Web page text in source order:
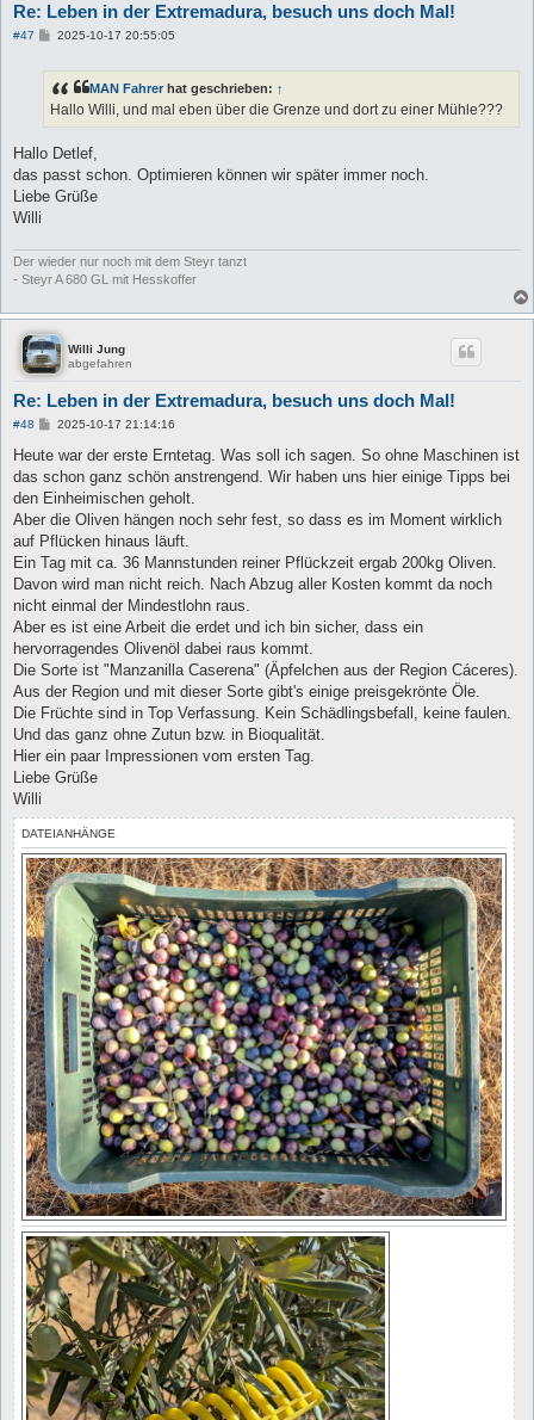
Re: Leben in der Extremadura, besuch uns doch Mal!
#47
B
r
a
2025-10-17 20:55:05
MAN Fahrer hat geschrieben: ↑
Hallo Willi, und mal eben über die Grenze und dort zu einer Mühle???
Hallo Detlef,
das passt schon. Optimieren können wir später immer noch.
Liebe Grüße
Willi
Der wieder nur noch mit dem Steyr tanzt
- Steyr A 680 GL mit Hesskoffer
Willi Jung
abgefahren
Re: Leben in der Extremadura, besuch uns doch Mal!
#48
B
i
r
a
2025-10-17 21:14:16
Heute war der erste Erntetag. Was soll ich sagen. So ohne Maschinen ist
das schon ganz schön anstrengend. Wir haben uns hier einige Tipps bei
den Einheimischen geholt.
Aber die Oliven hängen noch sehr fest, so dass es im Moment wirklich
auf Pflücken hinaus läuft.
Ein Tag mit ca. 36 Mannstunden reiner Pflückzeit ergab 200kg Oliven.
Davon wird man nicht reich. Nach Abzug aller Kosten kommt da noch
nicht einmal der Mindestlohn raus.
Aber es ist eine Arbeit die erdet und ich bin sicher, dass ein
hervorragendes Olivenöl dabei raus kommt.
Die Sorte ist "Manzanilla Caserena" (Äpfelchen aus der Region Cáceres).
Aus der Region und mit dieser Sorte gibt's einige preisgekrönte Öle.
Die Früchte sind in Top Verfassung. Kein Schädlingsbefall, keine faulen.
Und das ganz ohne Zutun bzw. in Bioqualität.
Hier ein paar Impressionen vom ersten Tag.
Liebe Grüße
Willi
DATEIANHÄNGE